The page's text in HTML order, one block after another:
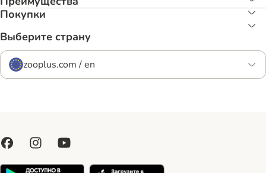
Покупки
Выберите страну
zooplus.com / en